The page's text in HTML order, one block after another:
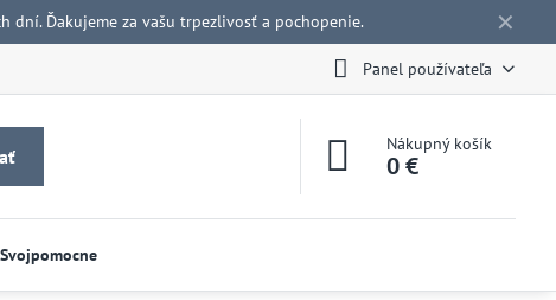
✕
dní. Ďakujeme za vašu trpezlivosť a pochopenie.
Panel používateľa
Nákupný košík
0 €